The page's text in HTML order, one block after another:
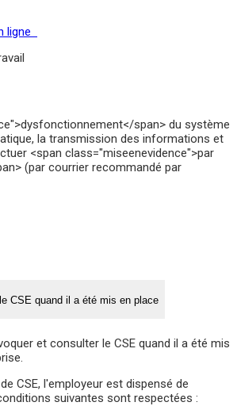
ligne
span> du système
la transmission des informations et
<span class="miseenevidence">par
(par courrier recommandé par
CSE quand il a été mis en place
et consulter le CSE quand il a été mis
CSE, l'employeur est dispensé de
suivantes sont respectées :